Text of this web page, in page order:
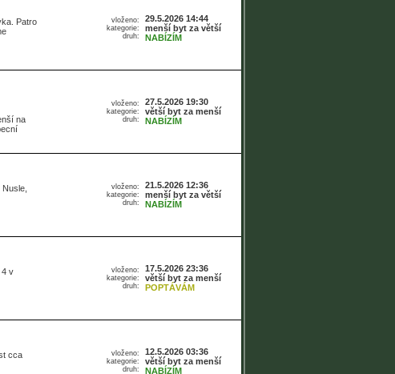
Patro
vloženo:
kategorie:
druh:
29.5.2026 14:44
menší byt za větší
NABÍZÍM
na
vloženo:
kategorie:
druh:
27.5.2026 19:30
větší byt za menší
NABÍZÍM
vloženo:
kategorie:
druh:
21.5.2026 12:36
menší byt za větší
NABÍZÍM
4 v
vloženo:
kategorie:
druh:
17.5.2026 23:36
větší byt za menší
POPTÁVÁM
cca
vloženo:
kategorie:
druh:
12.5.2026 03:36
větší byt za menší
NABÍZÍM